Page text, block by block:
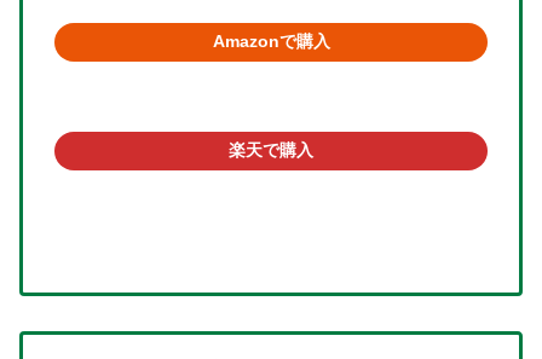
Amazonで購入
楽天で購入